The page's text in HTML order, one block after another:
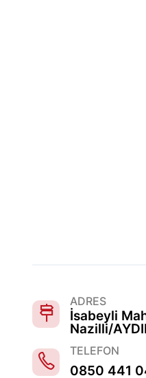
ADRES
İsabeyli
Nazilli/
TELEFON
0850 441